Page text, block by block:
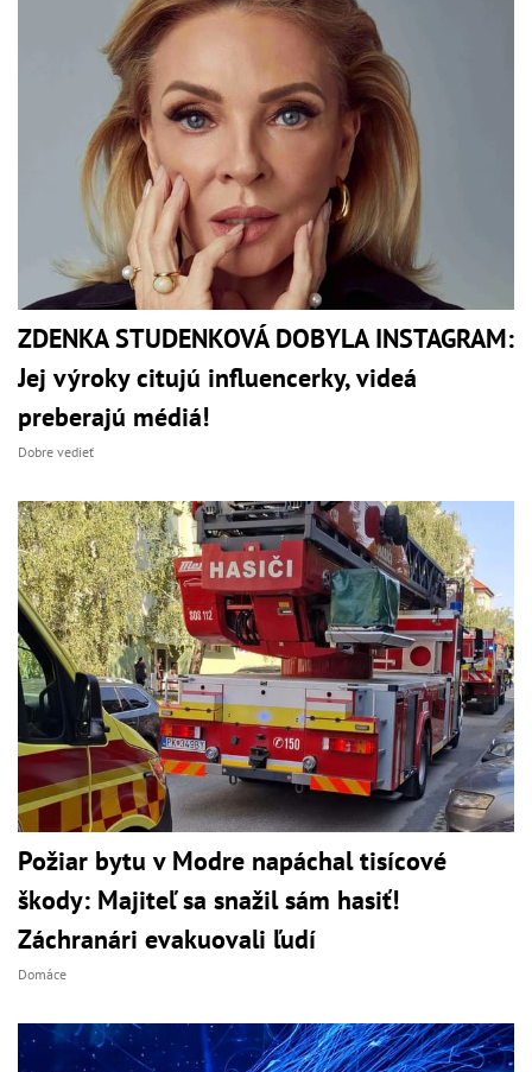
ZDENKA STUDENKOVÁ DOBYLA INSTAGRAM:
Jej výroky citujú influencerky, videá
preberajú médiá!
Dobre vedieť
Požiar bytu v Modre napáchal tisícové
škody: Majiteľ sa snažil sám hasiť!
Záchranári evakuovali ľudí
Domáce